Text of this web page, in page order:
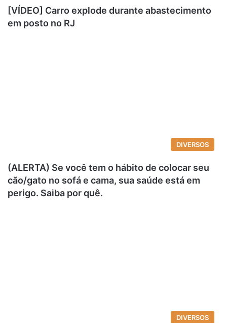
[VÍDEO] Carro explode durante abastecimento
em posto no RJ
DIVERSOS
(ALERTA) Se você tem o hábito de colocar seu
cão/gato no sofá e cama, sua saúde está em
perigo. Saiba por quê.
DIVERSOS